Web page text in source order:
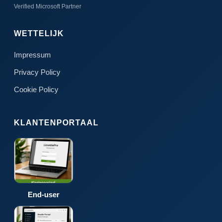
Verified Microsoft Partner
WETTELIJK
Impressum
Privacy Policy
Cookie Policy
KLANTENPORTAAL
End-user